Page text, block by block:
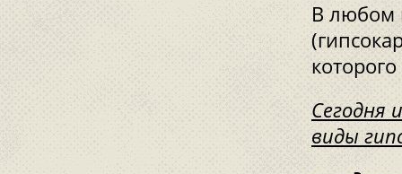
В любом
Сегодня
виды